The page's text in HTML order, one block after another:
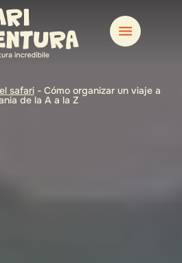
safari- Cómo organizar un viaje a
de la A a la Z